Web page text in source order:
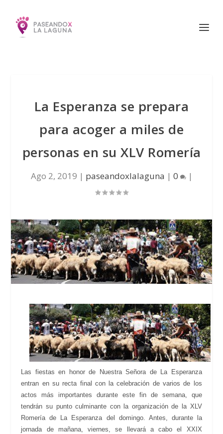
La Esperanza se prepara
para acoger a miles de
personas en su XLV Romería
Ago 2, 2019 | paseandoxlalaguna | 0 |
Las fiestas en honor de Nuestra Señora de La Esperanza
entran en su recta final con la celebración de varios de los
actos más importantes durante este fin de semana, que
tendrán su punto culminante con la organización de la XLV
Romería de La Esperanza del domingo. Antes, durante la
jornada de mañana, viernes, se llevará a cabo el XXIX